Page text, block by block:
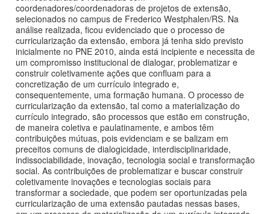
coordenadores/coordenadoras de projetos de extensão,
selecionados no campus de Frederico Westphalen/RS. Na
análise realizada, ficou evidenciado que o processo de
curricularização da extensão, embora já tenha sido previsto
inicialmente no PNE 2010, ainda está incipiente e necessita de
um compromisso institucional de dialogar, problematizar e
construir coletivamente ações que confluam para a
concretização de um currículo integrado e,
consequentemente, uma formação humana. O processo de
curricularização da extensão, tal como a materialização do
currículo integrado, são processos que estão em construção,
de maneira coletiva e paulatinamente, e ambos têm
contribuições mútuas, pois evidenciam e se balizam em
preceitos comuns de dialogicidade, interdisciplinaridade,
indissociabilidade, inovação, tecnologia social e transformação
social. As contribuições de problematizar e buscar construir
coletivamente inovações e tecnologias sociais para
transformar a sociedade, que podem ser oportunizadas pela
curricularização de uma extensão pautadas nessas bases,